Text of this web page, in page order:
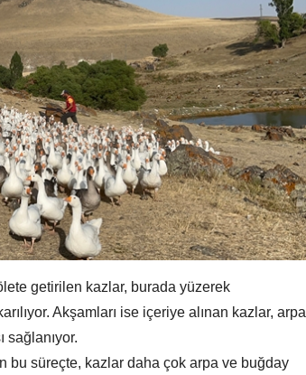
getirilen kazlar, burada yüzerek
Akşamları ise içeriye alınan kazlar, arpa
sağlanıyor.
bu süreçte, kazlar daha çok arpa ve buğday